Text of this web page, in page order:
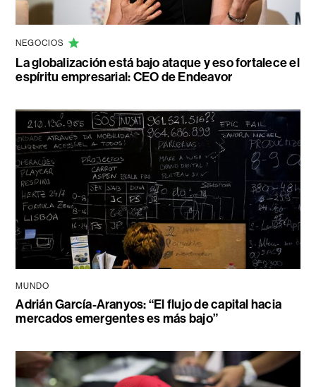
NEGOCIOS
La globalización está bajo ataque y eso fortalece el
espíritu empresarial: CEO de Endeavor
MUNDO
Adrián García-Aranyos: “El flujo de capital hacia
mercados emergentes es más bajo”